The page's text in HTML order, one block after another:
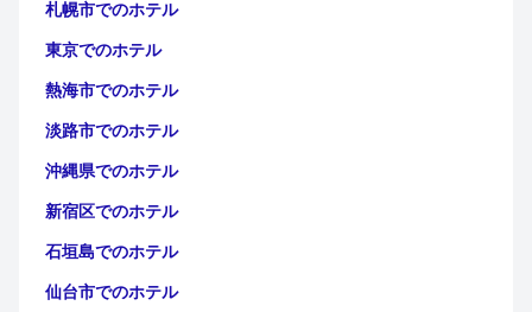
札幌市でのホテル
東京でのホテル
熱海市でのホテル
淡路市でのホテル
沖縄県でのホテル
新宿区でのホテル
石垣島でのホテル
仙台市でのホテル